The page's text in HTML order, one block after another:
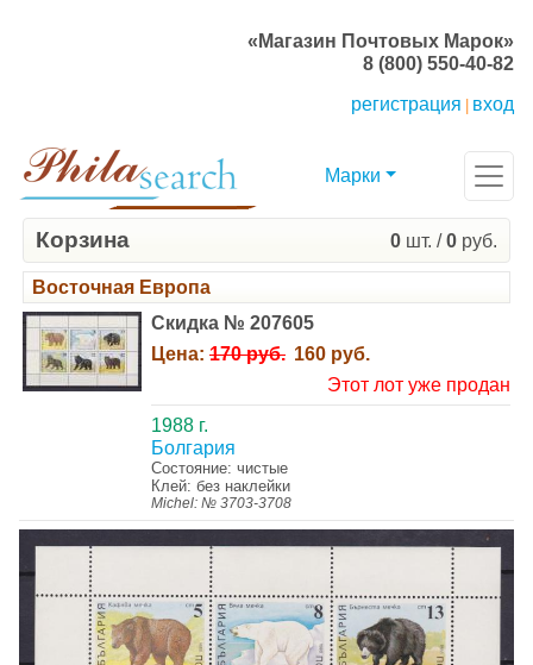
«Магазин Почтовых Марок»
8 (800) 550-40-82
регистрация
вход
Марки
Корзина 0 шт. /0 руб.
Восточная Европа
Скидка № 207605
Цена: 170 руб. 160 руб.
Этот лот уже продан
1988 г.
Болгария
Состояние: чистые
Клей: без наклейки
Michel: № 3703-3708